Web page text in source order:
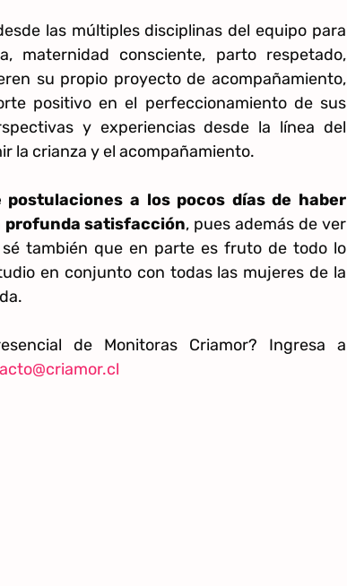
las múltiples disciplinas del equipo para
maternidad consciente, parto respetado,
su propio proyecto de acompañamiento,
positivo en el perfeccionamiento de sus
y experiencias desde la línea del
la crianza y el acompañamiento.
a los pocos días de haber
profunda satisfacción, pues además de ver
también que en parte es fruto de todo lo
en conjunto con todas las mujeres de la
de Monitoras Criamor? Ingresa a